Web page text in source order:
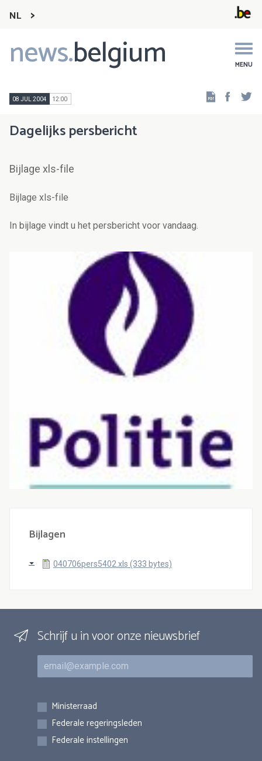
NL
news.belgium MENU
Main
navigation
08 JUL 2004 12:00
Dagelijks persbericht
Bijlage xls-file
Bijlage xls-file
In bijlage vindt u het persbericht voor vandaag.
Bijlagen
040706pers5402.xls (333 bytes)
Schrijf u in voor onze nieuwsbrief
E-mail
Inschrijvingen
Ministerraad
Federale regeringsleden
Federale instellingen